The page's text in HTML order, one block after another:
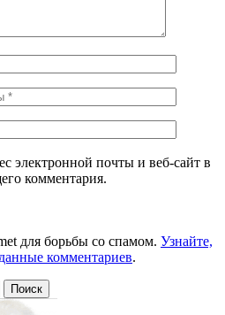
электронной почты и веб-сайт в
комментария.
для борьбы со спамом. Узнайте,
комментариев.